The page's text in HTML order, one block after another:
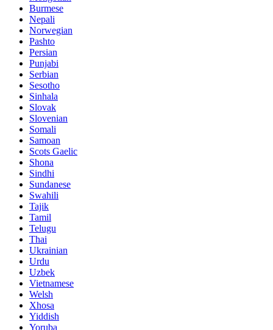
Burmese
Nepali
Norwegian
Pashto
Persian
Punjabi
Serbian
Sesotho
Sinhala
Slovak
Slovenian
Somali
Samoan
Scots Gaelic
Shona
Sindhi
Sundanese
Swahili
Tajik
Tamil
Telugu
Thai
Ukrainian
Urdu
Uzbek
Vietnamese
Welsh
Xhosa
Yiddish
Yoruba